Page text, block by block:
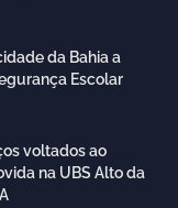
da Bahia a
Escolar
voltados ao
na UBS Alto da